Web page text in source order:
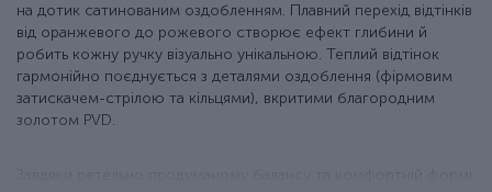
на дотик сатинованим оздобленням. Плавний перехід відтінків
від оранжевого до рожевого створює ефект глибини й
робить кожну ручку візуально унікальною. Теплий відтінок
гармонійно поєднується з деталями оздоблення (фірмовим
затискачем-стрілою та кільцями), вкритими благородним
золотом PVD.